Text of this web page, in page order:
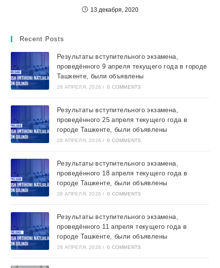
13 декабря, 2020
Recent Posts
Результаты вступительного экзамена,
проведённого 9 апреля текущего года в городе
Ташкентe, были объявлены
28 АПРЕЛЯ, 2026 / 0 COMMENTS
Результаты вступительного экзамена,
проведённого 25 апреля текущего года в
городе Ташкентe, были объявлены
28 АПРЕЛЯ, 2026 / 0 COMMENTS
Результаты вступительного экзамена,
проведённого 18 апреля текущего года в
городе Ташкентe, были объявлены
28 АПРЕЛЯ, 2026 / 0 COMMENTS
Результаты вступительного экзамена,
проведённого 11 апреля текущего года в
городе Ташкентe, были объявлены
28 АПРЕЛЯ, 2026 / 0 COMMENTS